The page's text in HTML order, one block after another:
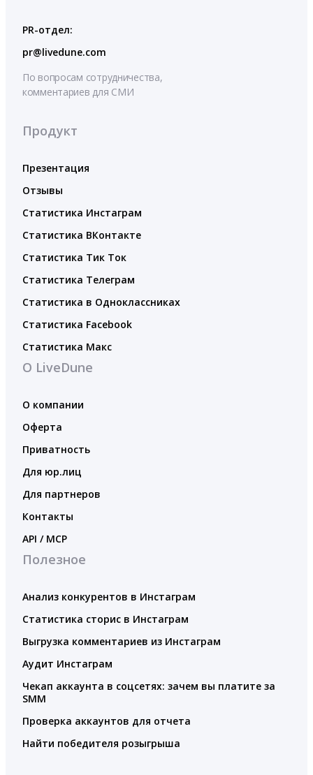
PR-отдел:
pr@livedune.com
По вопросам сотрудничества,
комментариев для СМИ
Продукт
Презентация
Отзывы
Статистика Инстаграм
Статистика ВКонтакте
Статистика Тик Ток
Статистика Телеграм
Статистика в Одноклассниках
Статистика Facebook
Статистика Макс
О LiveDune
О компании
Оферта
Приватность
Для юр.лиц
Для партнеров
Контакты
API / MCP
Полезное
Анализ конкурентов в Инстаграм
Статистика сторис в Инстаграм
Выгрузка комментариев из Инстаграм
Аудит Инстаграм
Чекап аккаунта в соцсетях: зачем вы платите за
SMM
Проверка аккаунтов для отчета
Найти победителя розыгрыша